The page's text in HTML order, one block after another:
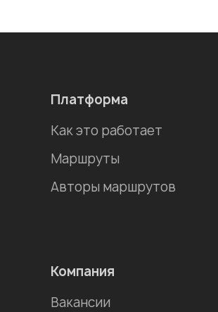
Платформа
Как это работает
Маршруты
Авторы маршрутов
Компания
Вакансии